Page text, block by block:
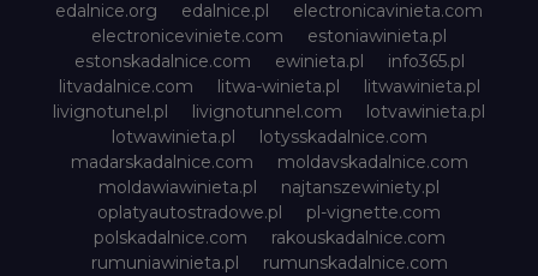
edalnice.org
edalnice.pl
electronicavinieta.com
electroniceviniete.com
estoniawinieta.pl
estonskadalnice.com
ewinieta.pl
info365.pl
litvadalnice.com
litwa-winieta.pl
litwawinieta.pl
livignotunel.pl
livignotunnel.com
lotvawinieta.pl
lotwawinieta.pl
lotysskadalnice.com
madarskadalnice.com
moldavskadalnice.com
moldawiawinieta.pl
najtanszewiniety.pl
oplatyautostradowe.pl
pl-vignette.com
polskadalnice.com
rakouskadalnice.com
rumuniawinieta.pl
rumunskadalnice.com